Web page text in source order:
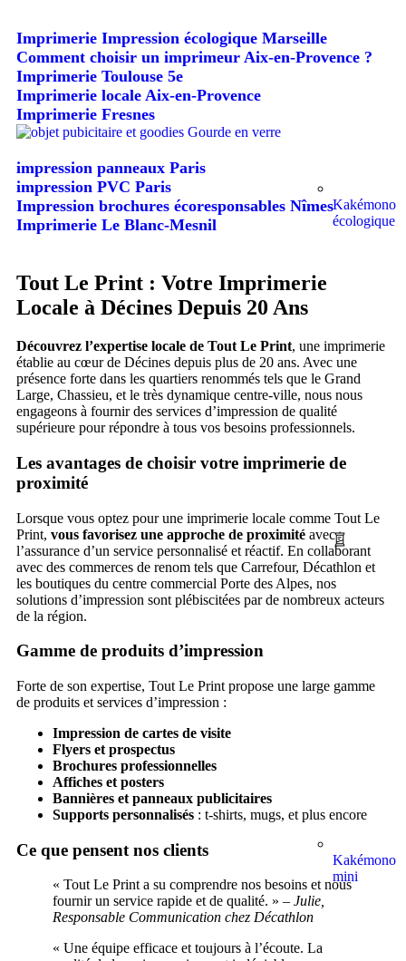
Kakémono
écologique
Kakémono
mini
Imprimerie Impression écologique Marseille
Comment choisir un imprimeur Aix-en-Provence ?
Imprimerie Toulouse 5e
Imprimerie locale Aix-en-Provence
Imprimerie Fresnes
impression panneaux Paris
impression PVC Paris
Impression brochures écoresponsables Nîmes
Imprimerie Le Blanc-Mesnil
Tout Le Print : Votre Imprimerie
Locale à Décines Depuis 20 Ans
Découvrez l’expertise locale de Tout Le Print, une imprimerie
établie au cœur de Décines depuis plus de 20 ans. Avec une
présence forte dans les quartiers renommés tels que le Grand
Large, Chassieu, et le très dynamique centre-ville, nous nous
engageons à fournir des services d’impression de qualité
supérieure pour répondre à tous vos besoins professionnels.
Les avantages de choisir votre imprimerie de
proximité
Lorsque vous optez pour une imprimerie locale comme Tout Le
Print, vous favorisez une approche de proximité avec
l’assurance d’un service personnalisé et réactif. En collaborant
avec des commerces de renom tels que Carrefour, Décathlon et
les boutiques du centre commercial Porte des Alpes, nos
solutions d’impression sont plébiscitées par de nombreux acteurs
de la région.
Gamme de produits d’impression
Forte de son expertise, Tout Le Print propose une large gamme
de produits et services d’impression :
Impression de cartes de visite
Flyers et prospectus
Brochures professionnelles
Affiches et posters
Bannières et panneaux publicitaires
Supports personnalisés : t-shirts, mugs, et plus encore
Ce que pensent nos clients
« Tout Le Print a su comprendre nos besoins et nous
fournir un service rapide et de qualité. » – Julie,
Responsable Communication chez Décathlon
« Une équipe efficace et toujours à l’écoute. La